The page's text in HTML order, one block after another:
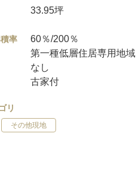
33.95坪
率 60％/200％
第一種低層住居専用地域
なし
古家付
リ
その他現地